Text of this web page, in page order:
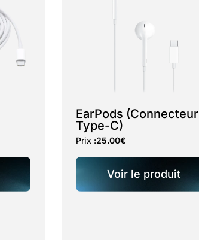
EarPods (Connecteur
Type-C)
Prix :25.00€
Voir le produit